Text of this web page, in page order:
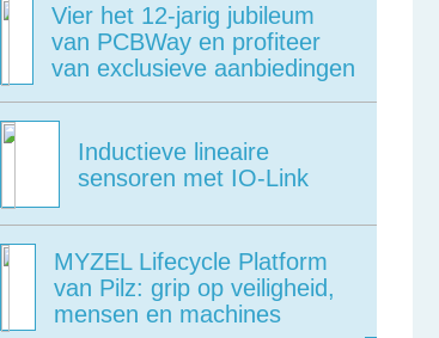
Vier het 12-jarig jubileum
van PCBWay en profiteer
van exclusieve aanbiedingen
Inductieve lineaire
sensoren met IO-Link
MYZEL Lifecycle Platform
van Pilz: grip op veiligheid,
mensen en machines